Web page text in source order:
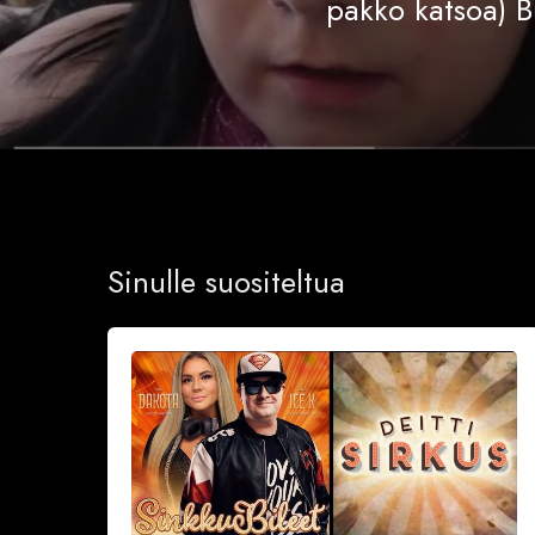
Sinulle suositeltua
19.9.2026
Deittisirkus
Speed